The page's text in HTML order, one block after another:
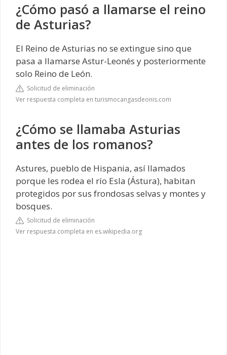
¿Cómo pasó a llamarse el reino
de Asturias?
El Reino de Asturias no se extingue sino que
pasa a llamarse Astur-Leonés y posteriormente
solo Reino de León.
Solicitud de eliminación
Ver respuesta completa en turismocangasdeonis.com
¿Cómo se llamaba Asturias
antes de los romanos?
Astures, pueblo de Hispania, así llamados
porque les rodea el río Esla (Ástura), habitan
protegidos por sus frondosas selvas y montes y
bosques.
Solicitud de eliminación
Ver respuesta completa en es.wikipedia.org